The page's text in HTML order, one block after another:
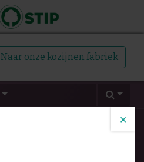
Naar onze kozijnen fabriek
×